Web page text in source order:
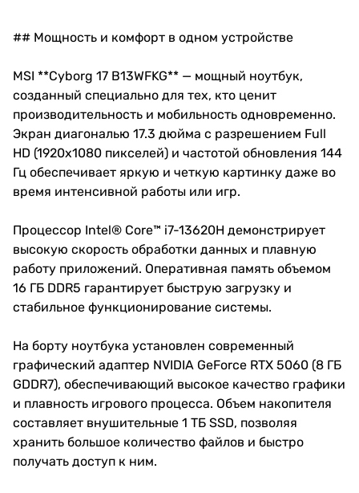
## Мощность и комфорт в одном устройстве
MSI **Cyborg 17 B13WFKG** — мощный ноутбук,
созданный специально для тех, кто ценит
производительность и мобильность одновременно.
Экран диагональю 17.3 дюйма с разрешением Full
HD (1920x1080 пикселей) и частотой обновления 144
Гц обеспечивает яркую и четкую картинку даже во
время интенсивной работы или игр.
Процессор Intel® Core™ i7-13620H демонстрирует
высокую скорость обработки данных и плавную
работу приложений. Оперативная память объемом
16 ГБ DDR5 гарантирует быструю загрузку и
стабильное функционирование системы.
На борту ноутбука установлен современный
графический адаптер NVIDIA GeForce RTX 5060 (8 ГБ
GDDR7), обеспечивающий высокое качество графики
и плавность игрового процесса. Объем накопителя
составляет внушительные 1 ТБ SSD, позволяя
хранить большое количество файлов и быстро
получать доступ к ним.